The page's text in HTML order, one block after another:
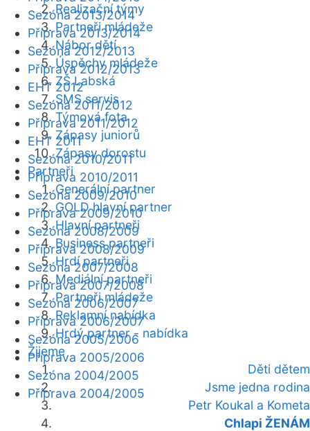
Realizační týmy
Partneři mládeže
Nábor dětí
Úspěchy mládeže
ZŠ Labská
SMS servis
Týmová fota
Zápasy juniorů
Zápasy dorostu
Partneři
Generální partner
GOLD hlavní partner
Hlavní partneři
Business partneři
Hrdí partneři
Mediální partneři
Partneři mládeže
Reklamní nabídka
Hrdý partner - nabídka
Žijeme
Děti dětem
Jsme jedna rodina
Petr Koukal a Kometa
Chlapi ŽENÁM
Sezóna 2013/2014
Příprava 2013/2014
Sezóna 2012/2013
Příprava 2012/2013
EHT 2012
Sezóna 2011/2012
Příprava 2011/2012
EHT 2011
Sezóna 2010/2011
Příprava 2010/2011
Sezóna 2009/2010
Příprava 2009/2010
Sezóna 2008/2009
Příprava 2008/2009
Sezóna 2007/2008
Příprava 2007/2008
Sezóna 2006/2007
Příprava 2006/2007
Sezóna 2005/2006
Příprava 2005/2006
Sezóna 2004/2005
Příprava 2004/2005